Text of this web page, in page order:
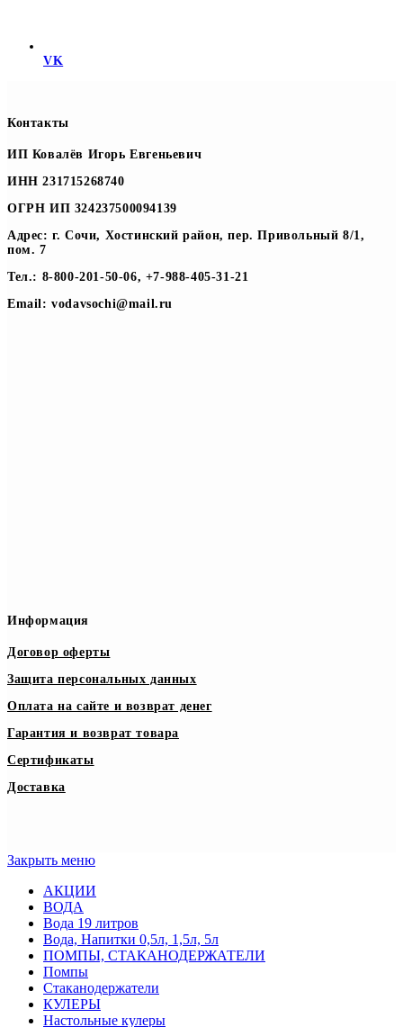
VK
Контакты
ИП Ковалёв Игорь Евгеньевич
ИНН 231715268740
ОГРН ИП 324237500094139
Адрес: г. Сочи, Хостинский район, пер. Привольный 8/1,
пом. 7
Тел.: 8-800-201-50-06, +7-988-405-31-21
Email: vodavsochi@mail.ru
Информация
Договор оферты
Защита персональных данных
Оплата на сайте и возврат денег
Гарантия и возврат товара
Сертификаты
Доставка
Закрыть меню
АКЦИИ
ВОДА
Вода 19 литров
Вода, Напитки 0,5л, 1,5л, 5л
ПОМПЫ, СТАКАНОДЕРЖАТЕЛИ
Помпы
Стаканодержатели
КУЛЕРЫ
Настольные кулеры